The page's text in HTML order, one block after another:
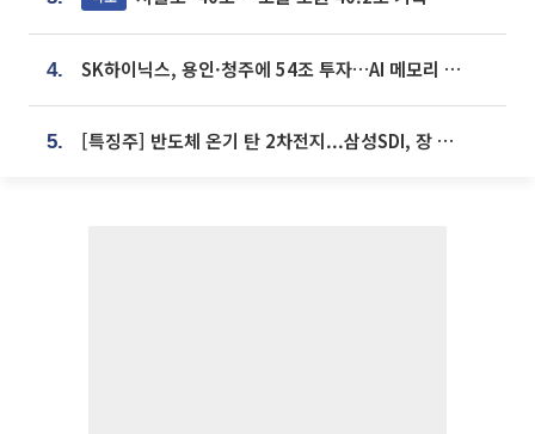
4. SK하이닉스, 용인·청주에 54조 투자…AI 메모리 생산기지 키운다
5. [특징주] 반도체 온기 탄 2차전지...삼성SDI, 장 초반 7% 넘게 껑충